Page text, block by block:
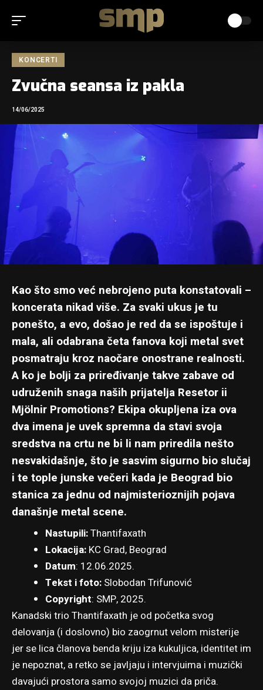
KONCERTI
Zvučna seansa iz pakla
14/06/2025
Kao što smo već nebrojeno puta konstatovali –
koncerata nikad više. Za svaki ukus je tu
ponešto, a evo, došao je red da se ispoštuje i
mala, ali odabrana četa fanova koji metal svet
posmatraju kroz naočare onostrane realnosti.
A ko je bolji za priređivanje takve zabave od
udruženih snaga naših prijatelja Resetor ii
Mjölnir Promotions? Ekipa okupljena iza ova
dva imena je uvek spremna da stavi svoja
sredstva na crtu ne bi li nam priredila nešto
nesvakidašnje, što je sasvim sigurno bio slučaj
i te tople junske večeri kada je Beograd bio
stanica za jednu od najmisterioznijih pojava
današnje metal scene.
Nastupili:Thantifaxath
Lokacija:KC Grad, Beograd
Datum: 12.06.2025.
Tekst i foto: Slobodan Trifunović
Copyright: SMP, 2025.
Kanadski trio Thantifaxath je od početka svog
delovanja (i doslovno) bio zaogrnut velom misterije
jer se lica članova benda kriju iza kukuljica, identitet im
je nepoznat, a retko se javljaju i intervjuima i muzički
davajući prostora samo svojoj muzici da priča.